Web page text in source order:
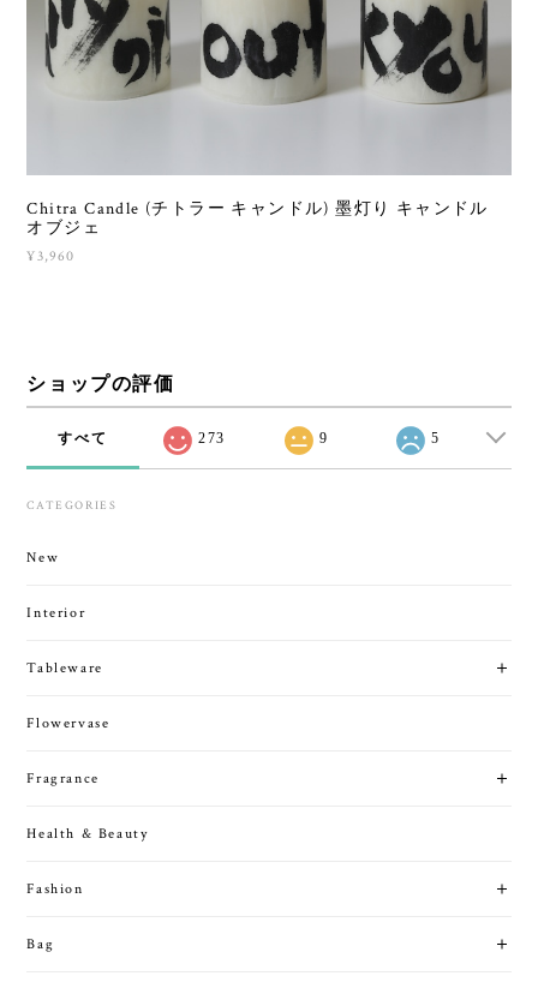
Chitra Candle (チトラー キャンドル) 墨灯り キャンドル
オブジェ
¥3,960
ショップの評価
すべて 273 9 5
CATEGORIES
New
Interior
Tableware
Flowervase
Fragrance
Health & Beauty
Fashion
Bag